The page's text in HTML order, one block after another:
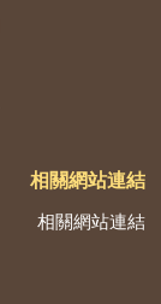
相關網站連結
相關網站連結